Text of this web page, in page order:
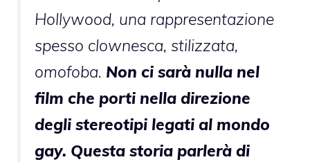
Hollywood, una rappresentazione
spesso clownesca, stilizzata,
omofoba. Non ci sarà nulla nel
film che porti nella direzione
degli stereotipi legati al mondo
gay. Questa storia parlerà di